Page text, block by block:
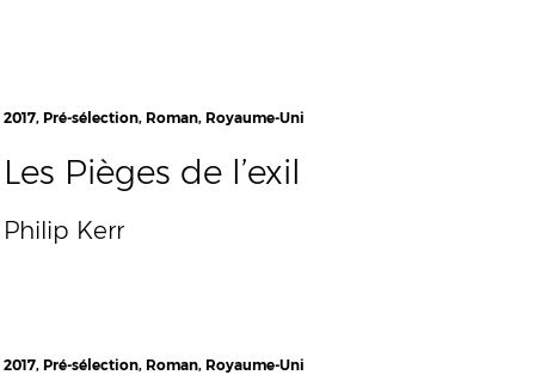
2017, Pré-sélection, Roman, Royaume-Uni
Les Pièges de l’exil
Philip Kerr
2017, Pré-sélection, Roman, Royaume-Uni